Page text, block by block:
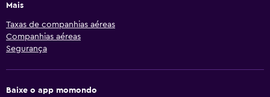
Mais
Taxas de companhias aéreas
Companhias aéreas
Segurança
Baixe o app momondo